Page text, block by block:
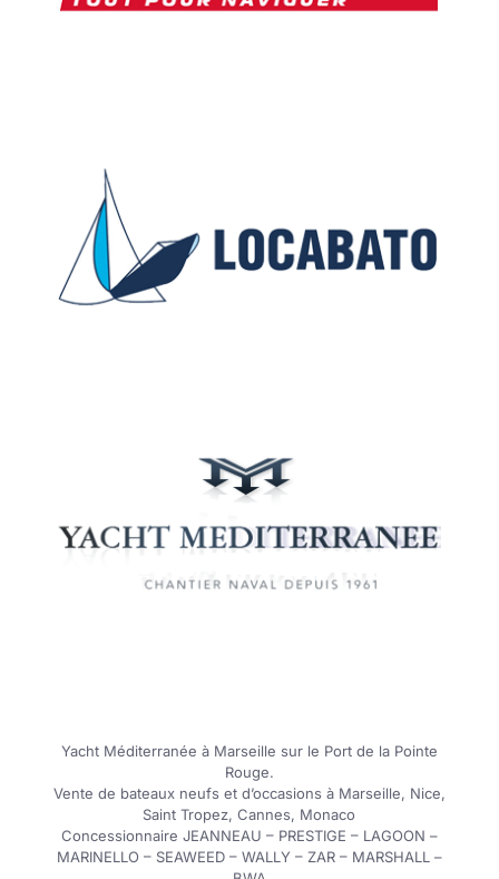
Yacht Méditerranée à Marseille sur le Port de la Pointe
Rouge.
Vente de bateaux neufs et d’occasions à Marseille, Nice,
Saint Tropez, Cannes, Monaco
Concessionnaire JEANNEAU – PRESTIGE – LAGOON –
MARINELLO – SEAWEED – WALLY – ZAR – MARSHALL –